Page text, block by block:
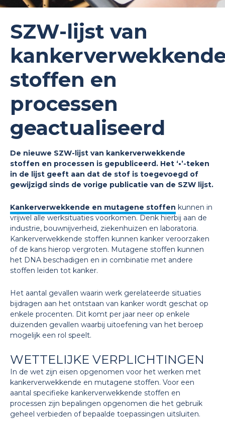
SZW-lijst van
stoffen en
processen
geactualiseerd
De nieuwe SZW-lijst van kankerverwekkende
stoffen en processen is gepubliceerd. Het ‘•’-teken
in de lijst geeft aan dat de stof is toegevoegd of
gewijzigd sinds de vorige publicatie van de SZW lijst.
Kankerverwekkende en mutagene stoffen kunnen in
vrijwel alle werksituaties voorkomen. Denk hierbij aan de
industrie, bouwnijverheid, ziekenhuizen en laboratoria.
Kankerverwekkende stoffen kunnen kanker veroorzaken
of de kans hierop vergroten. Mutagene stoffen kunnen
het DNA beschadigen en in combinatie met andere
stoffen leiden tot kanker.
Het aantal gevallen waarin werk gerelateerde situaties
bijdragen aan het ontstaan van kanker wordt geschat op
enkele procenten. Dit komt per jaar neer op enkele
duizenden gevallen waarbij uitoefening van het beroep
mogelijk een rol speelt.
WETTELIJKE VERPLICHTINGEN
In de wet zijn eisen opgenomen voor het werken met
kankerverwekkende en mutagene stoffen. Voor een
aantal specifieke kankerverwekkende stoffen en
processen zijn bepalingen opgenomen die het gebruik
geheel verbieden of bepaalde toepassingen uitsluiten.